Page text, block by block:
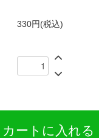
330円(税込)